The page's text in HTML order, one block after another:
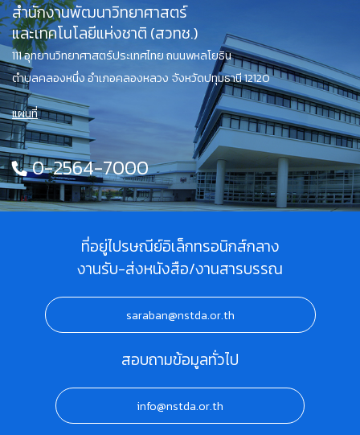
สำนักงานพัฒนาวิทยาศาสตร์
และเทคโนโลยีแห่งชาติ (สวทช.)
111 อุทยานวิทยาศาสตร์ประเทศไทย ถนนพหลโยธิน
ตำบลคลองหนึ่ง อำเภอคลองหลวง จังหวัดปทุมธานี 12120
แผนที่
0-2564-7000
ที่อยู่ไปรษณีย์อิเล็กทรอนิกส์กลาง
งานรับ-ส่งหนังสือ/งานสารบรรณ
saraban@nstda.or.th
สอบถามข้อมูลทั่วไป
info@nstda.or.th